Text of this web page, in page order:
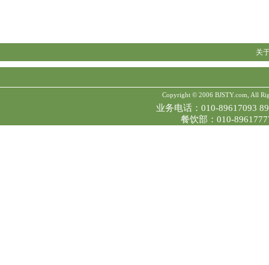
关
Copyright © 2006 BJSTY.com, All
业务电话：010-89617093
餐饮部：010-